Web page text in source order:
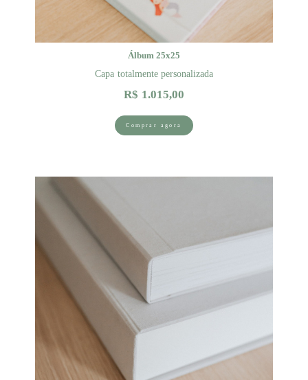
Álbum 25x25
Capa totalmente personalizada
R$ 1.015,00
Comprar agora